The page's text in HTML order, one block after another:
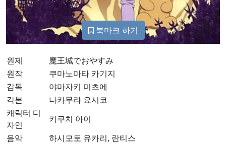
북마크 하기
원제
魔王城でおやすみ
원작
쿠마노마타 카기지
감독
야마자키 미츠에
각본
나카무라 요시코
캐릭터 디
자인
키쿠치 아이
음악
하시모토 유카리, 란티스